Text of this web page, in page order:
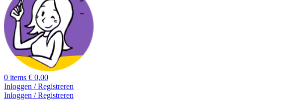
0 items € 0,00
Inloggen / Registreren
Inloggen / Registreren